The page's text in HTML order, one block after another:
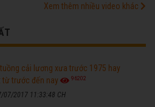
Xem thêm nhiều video khác
cải lương xưa trước 1975 hay
từ trước đến nay
96202
07/2017 11:33:48 CH